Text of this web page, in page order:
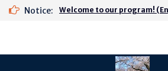
Skip
Notice: Welcome to our program!